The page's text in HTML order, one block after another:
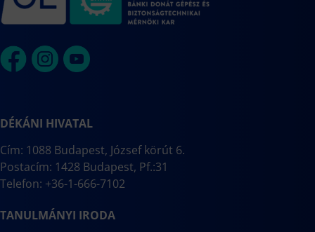
DÉKÁNI HIVATAL
Cím: 1088 Budapest, József körút 6.
Postacím: 1428 Budapest, Pf.:31
Telefon: +36-1-666-7102
TANULMÁNYI IRODA